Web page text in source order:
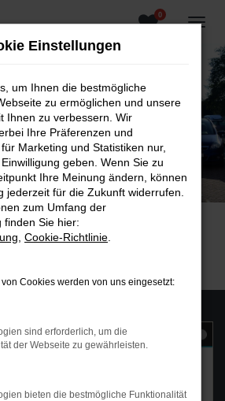
0
Einstellungen
um Ihnen die bestmögliche
zu ermöglichen und unsere
Ihnen zu verbessern. Wir
Ihre Präferenzen und
Marketing und Statistiken nur,
geben. Wenn Sie zu
Ihre Meinung ändern, können
jederzeit für die Zukunft widerrufen.
zum Umfang der
finden Sie hier:
Cookie-Richtlinie
Cookies werden von uns eingesetzt:
sind erforderlich, um die
der Webseite zu gewährleisten.
bieten die bestmögliche Funktionalität